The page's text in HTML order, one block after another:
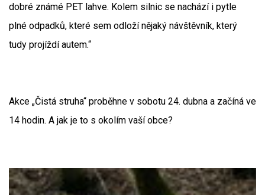
dobré známé PET lahve. Kolem silnic se nachází i pytle
plné odpadků, které sem odloží nějaký návštěvník, který
tudy projíždí autem.“
Akce „Čistá struha“ proběhne v sobotu 24. dubna a začíná ve
14 hodin. A jak je to s okolím vaší obce?